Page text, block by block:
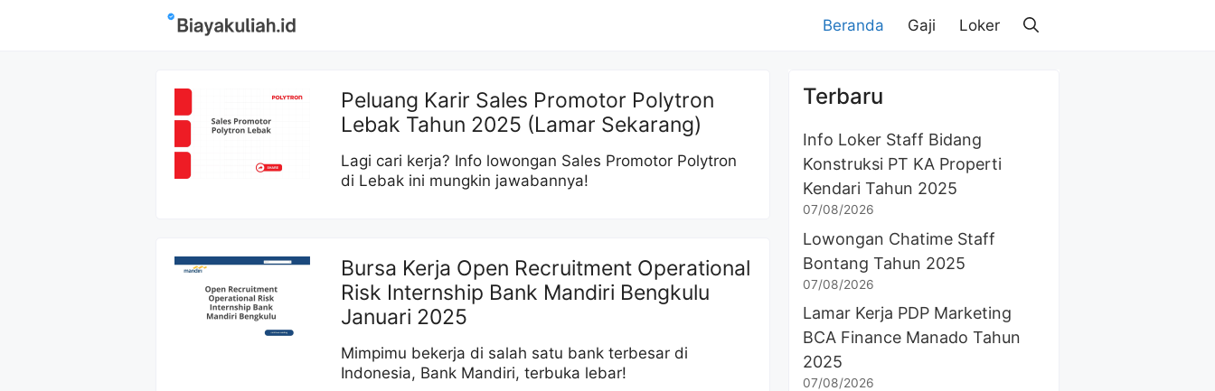
Beranda Gaji Loker
Peluang Karir Sales Promotor Polytron
Lebak Tahun 2025 (Lamar Sekarang)
Lagi cari kerja? Info lowongan Sales Promotor Polytron
di Lebak ini mungkin jawabannya!
Bursa Kerja Open Recruitment Operational
Risk Internship Bank Mandiri Bengkulu
Januari 2025
Mimpimu bekerja di salah satu bank terbesar di
Indonesia, Bank Mandiri, terbuka lebar!
Terbaru
Info Loker Staff Bidang
Konstruksi PT KA Properti
Kendari Tahun 2025
07/08/2026
Lowongan Chatime Staff
Bontang Tahun 2025
07/08/2026
Lamar Kerja PDP Marketing
BCA Finance Manado Tahun
2025
07/08/2026